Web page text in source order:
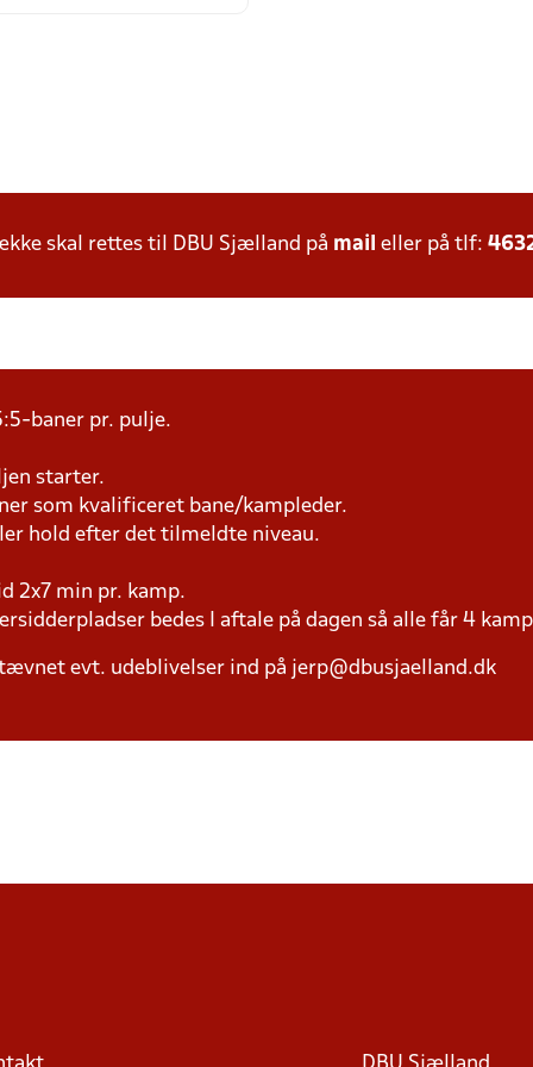
skal rettes til DBU Sjælland på mail eller på tlf:
baner pr. pulje.
starter.
som kvalificeret bane/kampleder.
hold efter det tilmeldte niveau.
2x7 min pr. kamp.
bedes I aftale på dagen så alle får 4
evt. udeblivelser ind på jerp@dbusjaelland.dk